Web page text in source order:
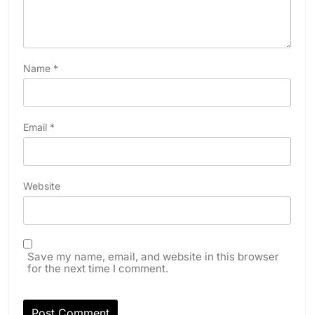
Name *
Email *
Website
Save my name, email, and website in this browser
for the next time I comment.